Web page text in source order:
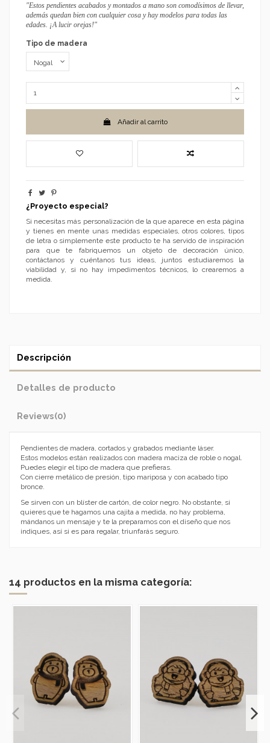
"Estos pendientes acabados y montados a mano son comodísimos de llevar,
además quedan bien con cualquier cosa y hay modelos para todas las
edades. ¡A lucir orejas!"
Tipo de madera
Añadir al carrito
¿Proyecto especial?
Si necesitas más personalización de la que aparece en esta página
y tienes en mente unas medidas especiales, otros colores, tipos
de letra o simplemente este producto te ha servido de inspiración
para que te fabriquemos un objeto de decoración único,
contáctanos y cuéntanos tus ideas, juntos estudiaremos la
viabilidad y, si no hay impedimentos técnicos, lo crearemos a
medida.
Descripción
Detalles de producto
Reviews(0)
Pendientes de madera, cortados y grabados mediante láser.
Estos modelos están realizados con madera maciza de roble o nogal.
Puedes elegir el tipo de madera que prefieras.
Con cierre metálico de presión, tipo mariposa y con acabado tipo
bronce.
Se sirven con un blíster de cartón, de color negro. No obstante, si
quieres que te hagamos una cajita a medida, no hay problema,
mándanos un mensaje y te la preparamos con el diseño que nos
indiques, así si es para regalar, triunfarás seguro.
14 productos en la misma categoría: